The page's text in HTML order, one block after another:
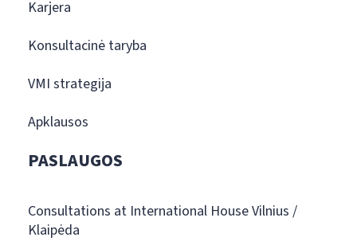
Karjera
Konsultacinė taryba
VMI strategija
Apklausos
PASLAUGOS
Consultations at International House Vilnius /
Klaipėda